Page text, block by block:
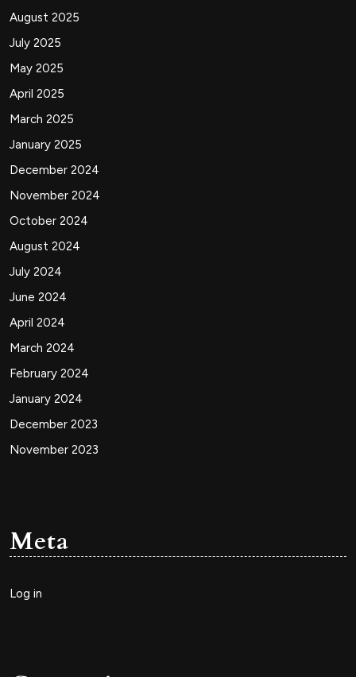
August 2025
July 2025
May 2025
April 2025
March 2025
January 2025
December 2024
November 2024
October 2024
August 2024
July 2024
June 2024
April 2024
March 2024
February 2024
January 2024
December 2023
November 2023
Meta
Log in